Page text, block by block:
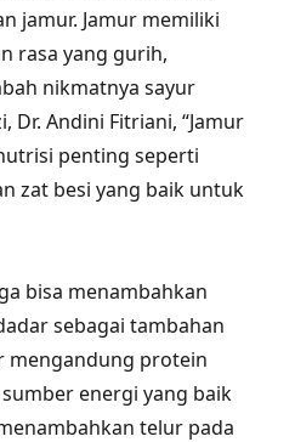
jamur. Jamur memiliki
rasa yang gurih,
nikmatnya sayur
Dr. Andini Fitriani, “Jamur
penting seperti
zat besi yang baik untuk
bisa menambahkan
sebagai tambahan
mengandung protein
energi yang baik
telur pada